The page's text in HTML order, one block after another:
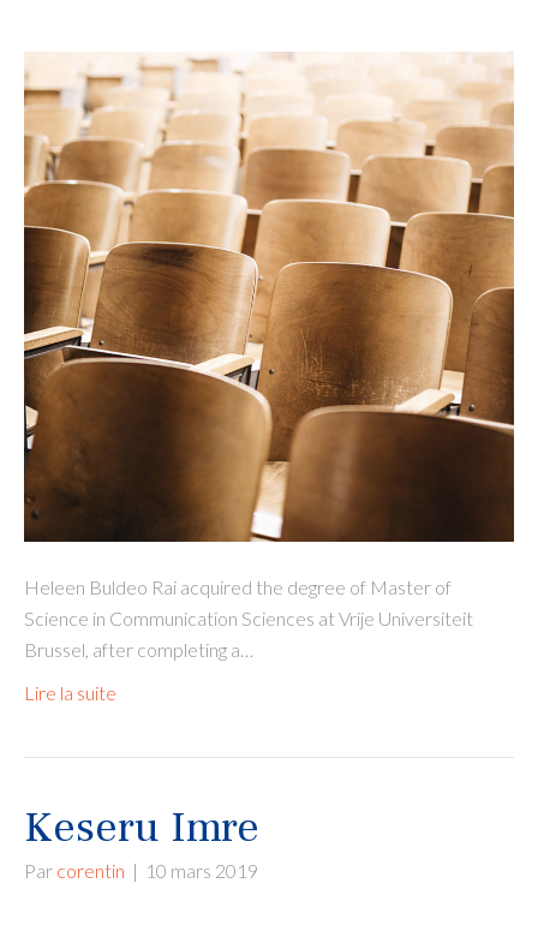
Heleen Buldeo Rai acquired the degree of Master of
Science in Communication Sciences at Vrije Universiteit
Brussel, after completing a…
Lire la suite
Keseru Imre
Par corentin | 10 mars 2019